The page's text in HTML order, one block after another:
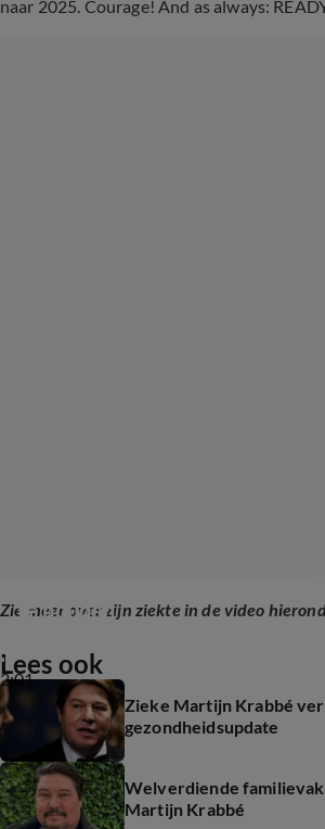
naar 2025. Courage! And as always:
Zie meer over zijn ziekte in de video
2:01
te houden
Lees ook
Zieke Martijn Krabbé
gezondheidsupdate
Welverdiende
Martijn Krabbé